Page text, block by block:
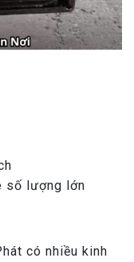
số lượng lớn
có nhiều kinh